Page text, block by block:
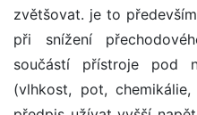
zvětšovat. je to
při snížení
součástí přístroje pod
(vlhkost, pot,